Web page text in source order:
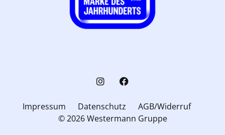
Impressum Datenschutz
AGB/Widerruf
© 2026 Westermann Gruppe